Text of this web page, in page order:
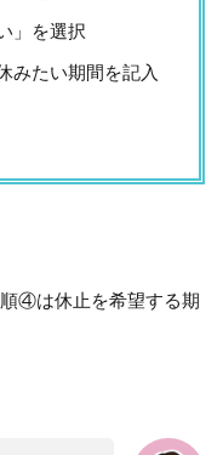
」を選択
みたい期間を記入
④は休止を希望する期